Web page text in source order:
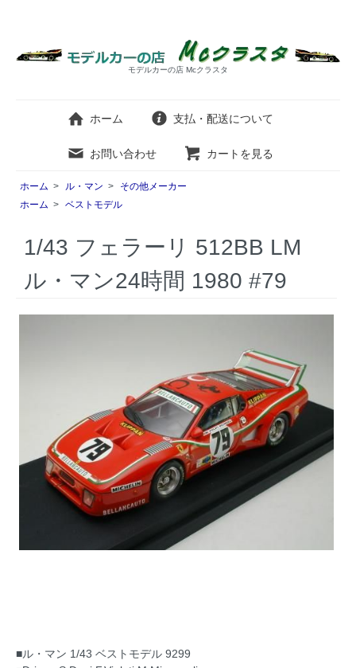
モデルカーの店 Mcクラスタ
ホーム 支払・配送について
お問い合わせ カートを見る
ホーム > ル・マン >
その他メーカー
ホーム > ベストモデル
1/43 フェラーリ 512BB LM
ル・マン24時間 1980 #79
■ル・マン 1/43 ベストモデル 9299